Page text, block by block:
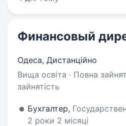
Финансовый
Одеса, Дистанційно
Вища освіта · Повна
зайнятість
Бухгалтер,
2 роки 2 місяці